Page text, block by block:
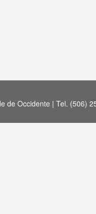
de Occidente | Tel. (506)